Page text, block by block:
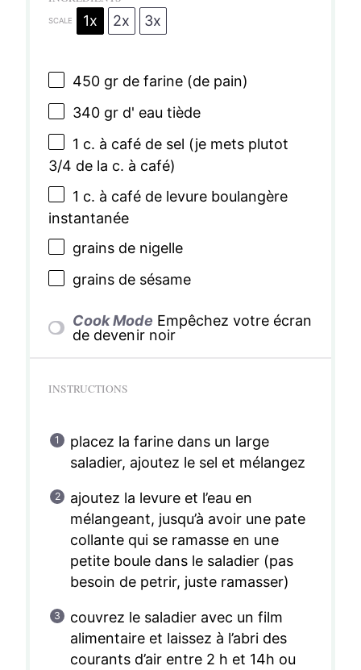
SCALE 1x 2x 3x
450gr de farine (de pain)
340gr d' eau tiède
1 c. à café de sel (je mets plutot
3/4 de la c. à café)
1 c. à café de levure boulangère
instantanée
grains de nigelle
grains de sésame
Cook Mode Empêchez votre écran
de devenir noir
INSTRUCTIONS
placez la farine dans un large
saladier, ajoutez le sel et mélangez
ajoutez la levure et l’eau en
mélangeant, jusqu’à avoir une pate
collante qui se ramasse en une
petite boule dans le saladier (pas
besoin de petrir, juste ramasser)
couvrez le saladier avec un film
alimentaire et laissez à l’abri des
courants d’air entre 2 h et 14h ou